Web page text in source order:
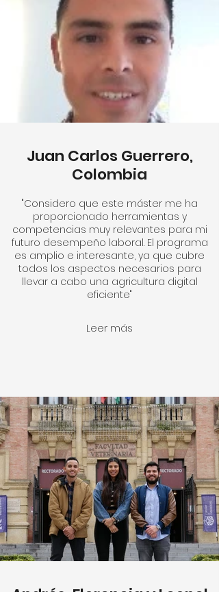
Juan Carlos Guerrero,
Colombia
"Considero que este máster me ha
proporcionado herramientas y
competencias muy relevantes para mi
futuro desempeño laboral. El programa
es amplio e interesante, ya que cubre
todos los aspectos necesarios para
llevar a cabo una agricultura digital
eficiente"
Leer más